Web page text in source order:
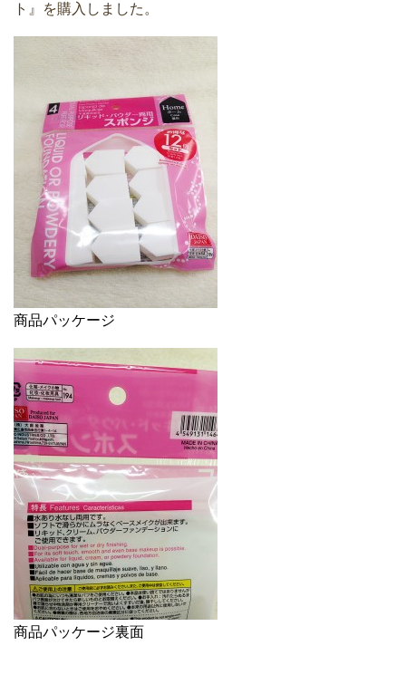
ト』を購入しました。
商品パッケージ
商品パッケージ裏面